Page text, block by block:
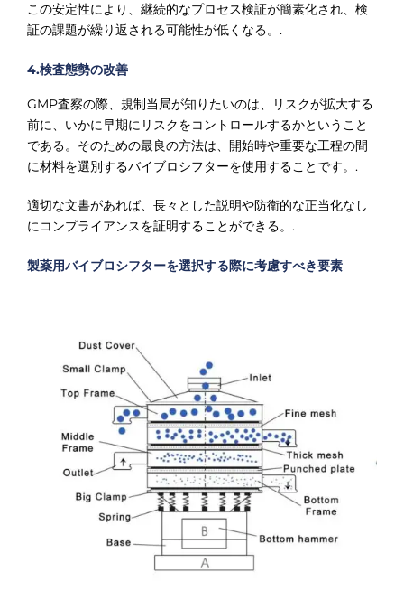
この安定性により、継続的なプロセス検証が簡素化され、検
証の課題が繰り返される可能性が低くなる。.
4.検査態勢の改善
GMP査察の際、規制当局が知りたいのは、リスクが拡大する
前に、いかに早期にリスクをコントロールするかということ
である。そのための最良の方法は、開始時や重要な工程の間
に材料を選別するバイブロシフターを使用することです。.
適切な文書があれば、長々とした説明や防衛的な正当化なし
にコンプライアンスを証明することができる。.
製薬用バイブロシフターを選択する際に考慮すべき要素